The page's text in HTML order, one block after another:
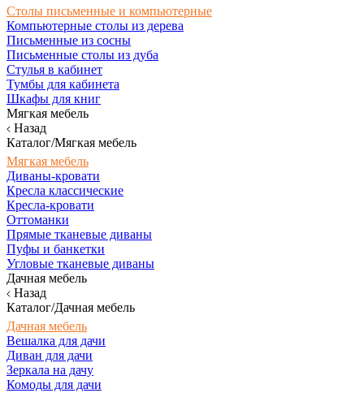
Столы письменные и компьютерные
Компьютерные столы из дерева
Письменные из сосны
Письменные столы из дуба
Стулья в кабинет
Тумбы для кабинета
Шкафы для книг
Мягкая мебель
Назад
Каталог/Мягкая мебель
Мягкая мебель
Диваны-кровати
Кресла классические
Кресла-кровати
Оттоманки
Прямые тканевые диваны
Пуфы и банкетки
Угловые тканевые диваны
Дачная мебель
Назад
Каталог/Дачная мебель
Дачная мебель
Вешалка для дачи
Диван для дачи
Зеркала на дачу
Комоды для дачи